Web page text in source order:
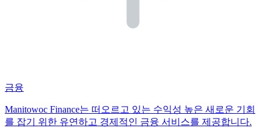
금융
Manitowoc Finance는 떠오르고 있는 수익성 높은 새로운 기회
를 잡기 위한 유연하고 경제적인 금융 서비스를 제공합니다.